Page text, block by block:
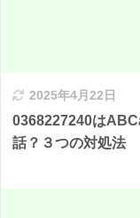
2025年4月22日
0368227240は
話？３つの対処法